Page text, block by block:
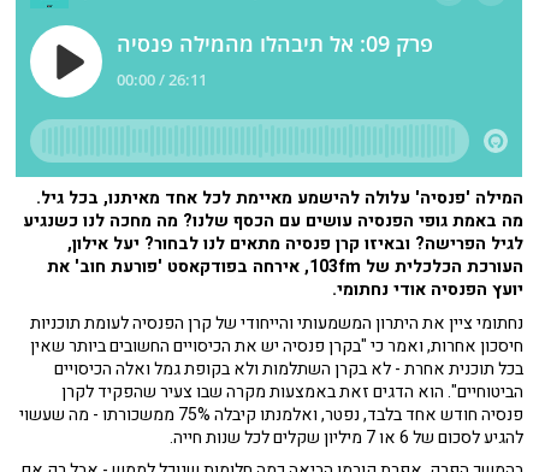
המילה 'פנסיה' עלולה להישמע מאיימת לכל אחד מאיתנו, בכל גיל.
מה באמת גופי הפנסיה עושים עם הכסף שלנו? מה מחכה לנו כשנגיע
לגיל הפרישה? ובאיזו קרן פנסיה מתאים לנו לבחור? יעל אילון,
העורכת הכלכלית של 103fm, אירחה בפודקאסט 'פורעת חוב' את
יועץ הפנסיה אודי נחתומי.
נחתומי ציין את היתרון המשמעותי והייחודי של קרן הפנסיה לעומת תוכניות
חיסכון אחרות, ואמר כי "בקרן פנסיה יש את הכיסויים החשובים ביותר שאין
בכל תוכנית אחרת - לא בקרן השתלמות ולא בקופת גמל ואלה הכיסויים
הביטוחיים". הוא הדגים זאת באמצעות מקרה שבו צעיר שהפקיד לקרן
פנסיה חודש אחד בלבד, נפטר, ואלמנתו קיבלה 75% ממשכורתו - מה שעשוי
להגיע לסכום של 6 או 7 מיליון שקלים לכל שנות חייה.